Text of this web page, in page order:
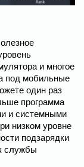
и многое
под мобильные
один раз
программа
и системными
низком уровне
подзарядки
службы